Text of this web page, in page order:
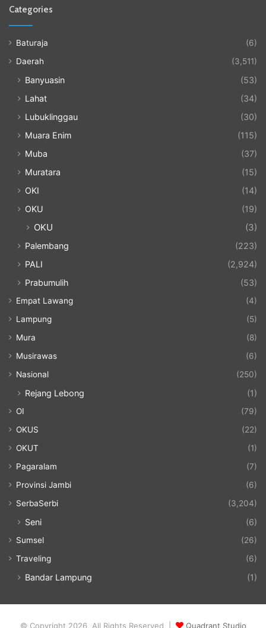
Categories
Baturaja
(6)
Daerah
(3,511)
Banyuasin
(53)
Lahat
(34)
Lubuklinggau
(30)
Muara Enim
(115)
Muba
(37)
Muratara
(15)
OKI
(14)
OKU
(19)
OKU (3)
Palembang
(223)
PALI
(2,924)
Prabumulih
(53)
Empat Lawang
(4)
Lampung
(5)
Mura
(8)
Musirawas
(6)
Nasional
(250)
Rejang Lebong (1)
OI
(79)
OKUS
(22)
OKUT
(1)
Pagaralam
(7)
Provinsi Jambi
(6)
SerbaSerbi
(3,204)
Seni (6)
Sumsel
(26)
Traveling
(6)
Bandar Lampung (1)
© Copyright 2026, All Rights Reserved | Quadrant Studio